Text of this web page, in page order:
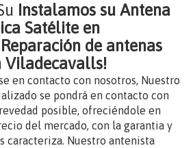
Instalamos su Antena
Satélite en
Reparación de antenas
Viladecavalls!
en contacto con nosotros, Nuestro
se pondrá en contacto con
posible, ofreciéndole en
del mercado, con la garantia y
caracteriza. Nuestro antenista